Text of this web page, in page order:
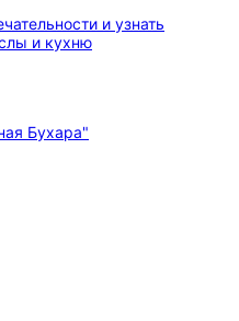
и узнать
и кухню